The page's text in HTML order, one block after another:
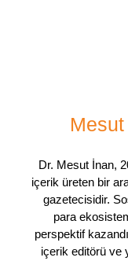
Dr. Mesut İnan,
içerik üreten bir
gazetecisidir.
para
perspektif
içerik editörü ve